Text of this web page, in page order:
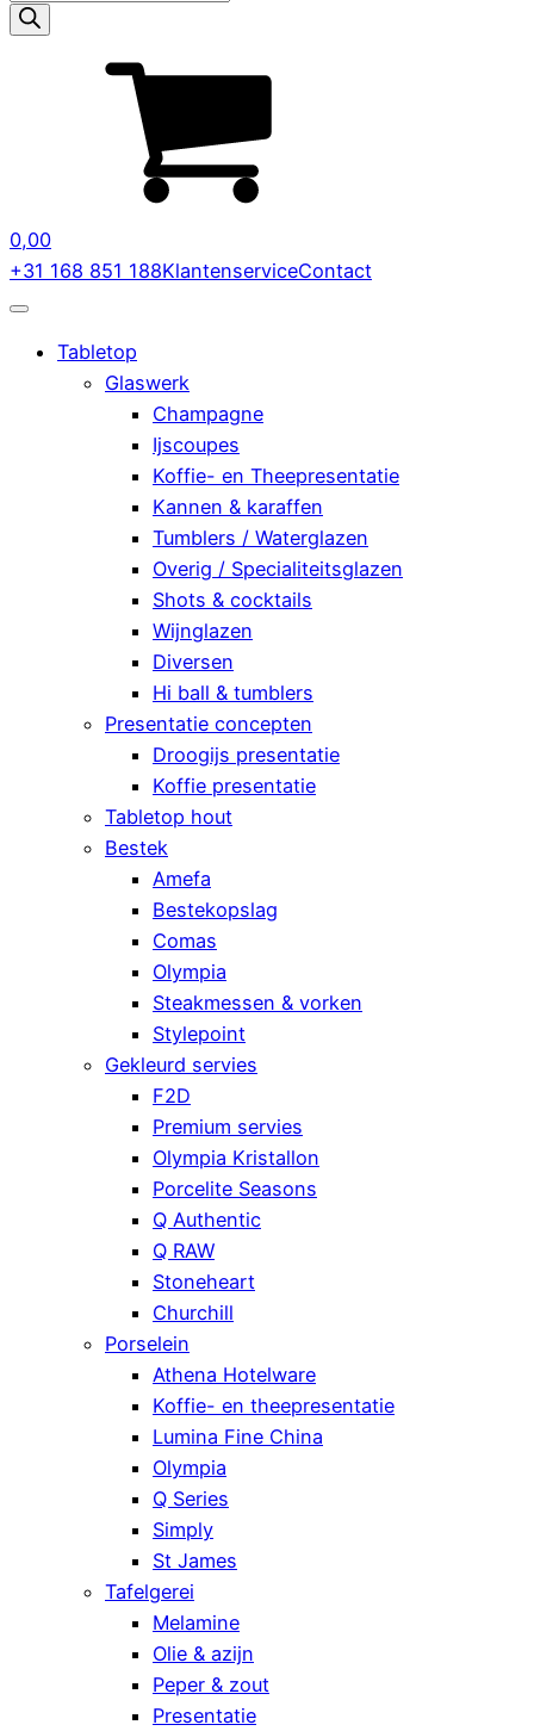
zoeken
0,00
+31 168 851 188KlantenserviceContact
Tabletop
Glaswerk
Champagne
Ijscoupes
Koffie- en Theepresentatie
Kannen & karaffen
Tumblers / Waterglazen
Overig / Specialiteitsglazen
Shots & cocktails
Wijnglazen
Diversen
Hi ball & tumblers
Presentatie concepten
Droogijs presentatie
Koffie presentatie
Tabletop hout
Bestek
Amefa
Bestekopslag
Comas
Olympia
Steakmessen & vorken
Stylepoint
Gekleurd servies
F2D
Premium servies
Olympia Kristallon
Porcelite Seasons
Q Authentic
Q RAW
Stoneheart
Churchill
Porselein
Athena Hotelware
Koffie- en theepresentatie
Lumina Fine China
Olympia
Q Series
Simply
St James
Tafelgerei
Melamine
Olie & azijn
Peper & zout
Presentatie